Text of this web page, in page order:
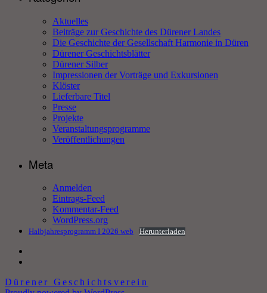
Aktuelles
Beiträge zur Geschichte des Dürener Landes
Die Geschichte der Gesellschaft Harmonie in Düren
Dürener Geschichtsblätter
Dürener Silber
Impressionen der Vorträge und Exkursionen
Klöster
Lieferbare Titel
Presse
Projekte
Veranstaltungsprogramme
Veröffentlichungen
Meta
Anmelden
Eintrags-Feed
Kommentar-Feed
WordPress.org
Halbjahresprogramm I 2026 web Herunterladen
Dürener Geschichtsverein